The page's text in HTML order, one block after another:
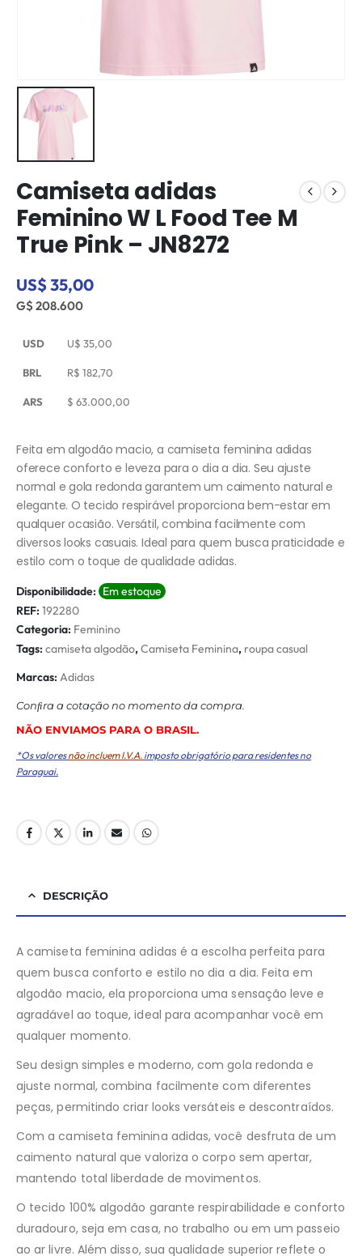
Camiseta adidas
Feminino W L Food Tee M
True Pink – JN8272
US$ 35,00
G$ 208.600
USD U$ 35,00
BRL R$ 182,70
ARS $ 63.000,00
Feita em algodão macio, a camiseta feminina adidas
oferece conforto e leveza para o dia a dia. Seu ajuste
normal e gola redonda garantem um caimento natural e
elegante. O tecido respirável proporciona bem-estar em
qualquer ocasião. Versátil, combina facilmente com
diversos looks casuais. Ideal para quem busca praticidade e
estilo com o toque de qualidade adidas.
Disponibilidade: Em estoque
REF: 192280
Categoria: Feminino
Tags: camiseta algodão,Camiseta Feminina, roupa casual
Marcas: Adidas
Conﬁra a cotação no momento da compra.
NÃO ENVIAMOS PARA O BRASIL.
*Os valoresnão incluem I.V.A. imposto obrigatório para residentes no
Paraguai.
DESCRIÇÃO
A camiseta feminina adidas é a escolha perfeita para
quem busca conforto e estilo no dia a dia. Feita em
algodão macio, ela proporciona uma sensação leve e
agradável ao toque, ideal para acompanhar você em
qualquer momento.
Seu design simples e moderno, com gola redonda e
ajuste normal, combina facilmente com diferentes
peças, permitindo criar looks versáteis e descontraídos.
Com a camiseta feminina adidas, você desfruta de um
caimento natural que valoriza o corpo sem apertar,
mantendo total liberdade de movimentos.
O tecido 100% algodão garante respirabilidade e conforto
duradouro, seja em casa, no trabalho ou em um passeio
ao ar livre. Além disso, sua qualidade superior reflete o